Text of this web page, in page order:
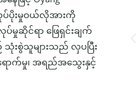
ပိုးမှုဝယ်လိုအားကို
ဆိုင်ရာ ဖြေရှင်းချက်
သုံးစွဲသူများသည် လှပပြီး
ာက်မှု၊ အရည်အသွေးနှင့်